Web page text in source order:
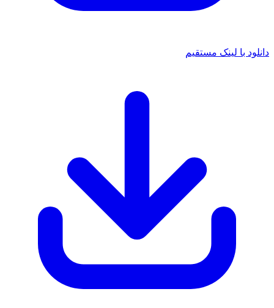
دانلود با لینک مستقیم